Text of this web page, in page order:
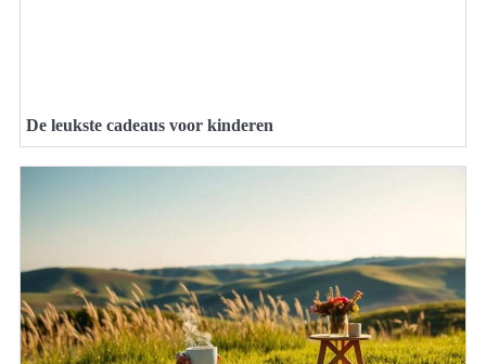
De leukste cadeaus voor kinderen